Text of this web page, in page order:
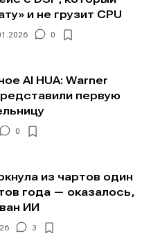
и не грузит CPU
0
AI HUA: Warner
первую
0
из чартов один
года — оказалось,
ИИ
3